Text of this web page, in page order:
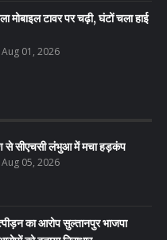
मोबाइल टावर पर चढ़ी, घंटों चला हाई
Aug 01, 2026
से सीएचसी लंभुआ में मचा हड़कंप
Aug 05, 2026
का आरोप सुल्तानपुर भाजपा